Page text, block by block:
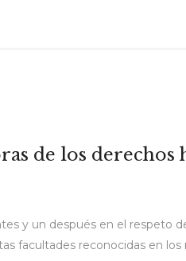
de los derechos
y un después en el respeto
facultades reconocidas en